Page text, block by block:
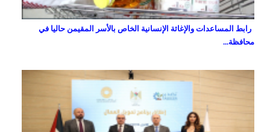
رابط المساعدات والإغاثة الإنسانية الخاص بالأسر المقيمن حاليا في
محافظة...